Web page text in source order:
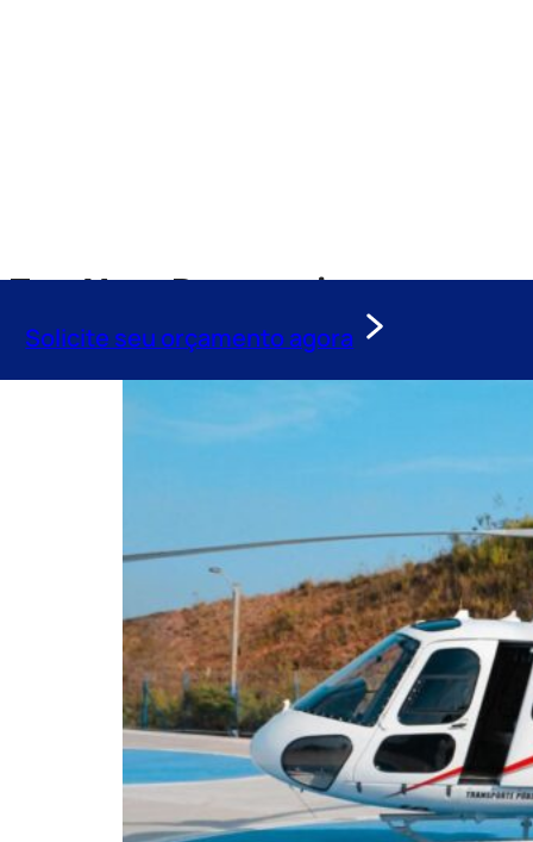
Solicite seu orçamento agora